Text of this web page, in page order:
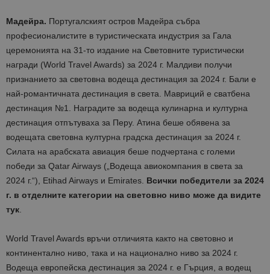
Мадейра. Португалският остров Мадейра събра
професионалистите в туристическата индустрия за Гала
церемонията на 31-то издание на Световните туристически
награди (World Travel Awards) за 2024 г. Малдиви получи
признанието за световна водеща дестинация за 2024 г. Бали е
най-романтичната дестинация в света. Мавриций е сватбена
дестинация №1. Наградите за водеща кулинарна и културна
дестинация отпътуваха за Перу. Атина беше обявена за
водещата световна културна градска дестинация за 2024 г.
Силата на арабската авиация беше подчертана с големи
победи за Qatar Airways („Водеща авиокомпания в света за
2024 г.“), Etihad Airways и Emirates. Всички победители за 2024
г. в отделните категории на световно ниво може да видите
тук.
World Travel Awards връчи отличията както на световно и
континентално ниво, така и на национално ниво за 2024 г.
Водеща европейска дестинация за 2024 г. е Гърция, а водещ